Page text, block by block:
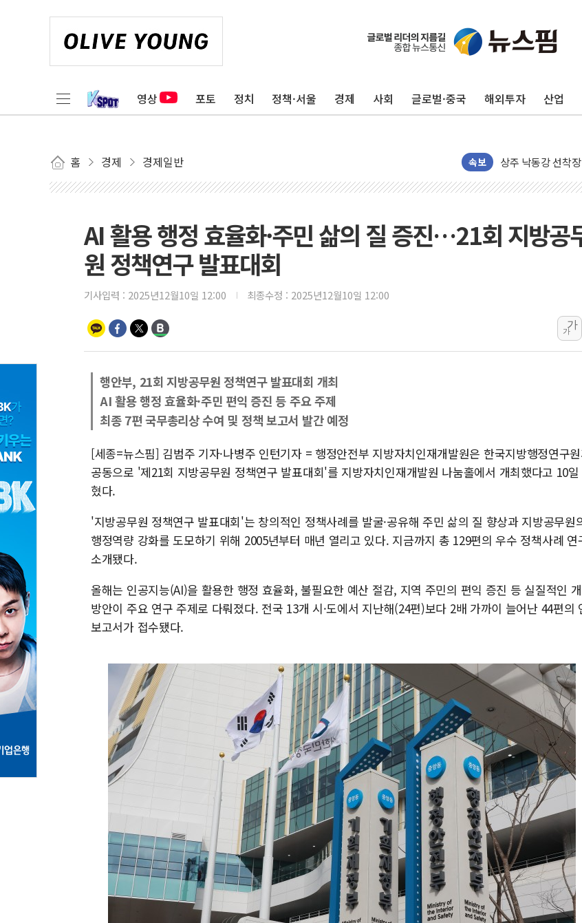
영상 포토 정치 정책·서울 경제 사회 글로벌·중국 해외투자 산업
홈 경제 경제일반 속보
평택 진위면 공장
상주 낙동강 선착
[종합] 김민석, 정
인천서 말다툼 중
김민석, 강원·대
[속보] 민주, 강원
[속보] 민주, 경북
[속보] 민주, 대구
[속보] 민주, 강원
정재헌 CEO,
최태원, 노소영
하나금융, 명동
홈플러스發 대형
윤준병·이해민 의
'호우·산사태 주
AI 활용 행정 효율화·주민 삶의 질 증진…21회 지방공
원 정책연구 발표대회
기사입력 : 2025년12월10일 12:00 최종수정 : 2025년12월10일 12:00
가
가
행안부, 21회 지방공무원 정책연구 발표대회 개최
AI 활용 행정 효율화·주민 편익 증진 등 주요 주제
최종 7편 국무총리상 수여 및 정책 보고서 발간 예정
[세종=뉴스핌] 김범주 기자·나병주 인턴기자 = 행정안전부 지방자치인재개발원은 한국지방행정연구
공동으로 '제21회 지방공무원 정책연구 발표대회'를 지방자치인재개발원 나눔홀에서 개최했다고 10
혔다.
'지방공무원 정책연구 발표대회'는 창의적인 정책사례를 발굴·공유해 주민 삶의 질 향상과 지방공무원
행정역량 강화를 도모하기 위해 2005년부터 매년 열리고 있다. 지금까지 총 129편의 우수 정책사례 연
소개됐다.
올해는 인공지능(AI)을 활용한 행정 효율화, 불필요한 예산 절감, 지역 주민의 편익 증진 등 실질적인
방안이 주요 연구 주제로 다뤄졌다. 전국 13개 시·도에서 지난해(24편)보다 2배 가까이 늘어난 44편의
보고서가 접수됐다.